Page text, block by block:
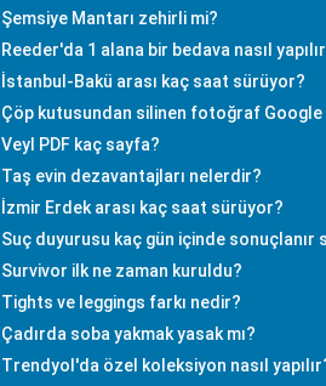
Şemsiye Mantarı zehirli mi?
Reeder'da 1 alana bir bedava nasıl
İstanbul-Bakü arası kaç saat sürüyor?
Çöp kutusundan silinen fotoğraf
Veyl PDF kaç sayfa?
Taş evin dezavantajları nelerdir?
İzmir Erdek arası kaç saat sürüyor?
Suç duyurusu kaç gün içinde sonuçlanır
Survivor ilk ne zaman kuruldu?
Tights ve leggings farkı nedir?
Çadırda soba yakmak yasak mı?
Trendyol'da özel koleksiyon nasıl